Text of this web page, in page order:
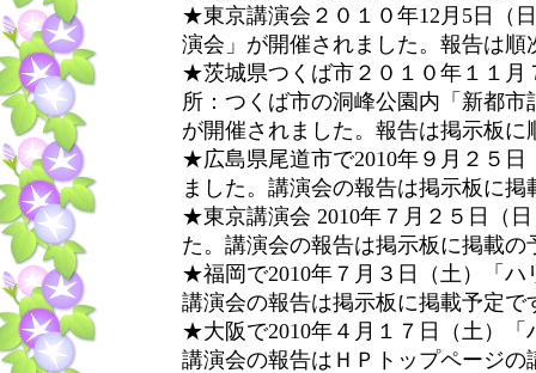
★東京講演会２０１０年12月5日（
演会」が開催されました。報告は
★茨城県つくば市２０１０年１１
所：つくば市の洞峰公園内「新都
が開催されました。報告は掲示板
★広島県尾道市で2010年９月２５
ました。講演会の報告は掲示板に掲
★東京講演会 2010年７月２５日（
た。講演会の報告は掲示板に掲載の
★福岡で2010年７月３日（土）「
講演会の報告は掲示板に掲載予定で
★大阪で2010年４月１７日（土）
講演会の報告はＨＰトップページ